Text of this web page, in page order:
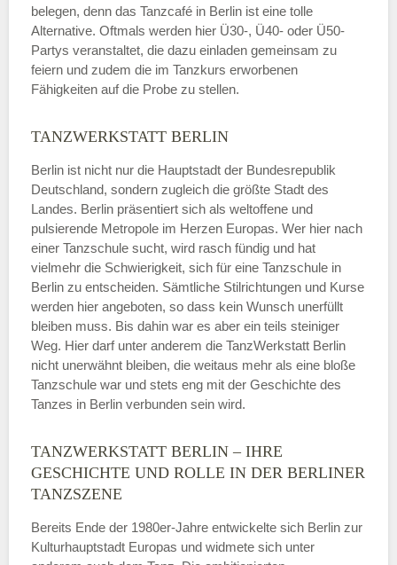
belegen, denn das Tanzcafé in Berlin ist eine tolle
Alternative. Oftmals werden hier Ü30-, Ü40- oder Ü50-
Partys veranstaltet, die dazu einladen gemeinsam zu
feiern und zudem die im Tanzkurs erworbenen
Fähigkeiten auf die Probe zu stellen.
TANZWERKSTATT BERLIN
Berlin ist nicht nur die Hauptstadt der Bundesrepublik
Deutschland, sondern zugleich die größte Stadt des
Landes. Berlin präsentiert sich als weltoffene und
pulsierende Metropole im Herzen Europas. Wer hier nach
einer Tanzschule sucht, wird rasch fündig und hat
vielmehr die Schwierigkeit, sich für eine Tanzschule in
Berlin zu entscheiden. Sämtliche Stilrichtungen und Kurse
werden hier angeboten, so dass kein Wunsch unerfüllt
bleiben muss. Bis dahin war es aber ein teils steiniger
Weg. Hier darf unter anderem die TanzWerkstatt Berlin
nicht unerwähnt bleiben, die weitaus mehr als eine bloße
Tanzschule war und stets eng mit der Geschichte des
Tanzes in Berlin verbunden sein wird.
TANZWERKSTATT BERLIN – IHRE
GESCHICHTE UND ROLLE IN DER BERLINER
TANZSZENE
Bereits Ende der 1980er-Jahre entwickelte sich Berlin zur
Kulturhauptstadt Europas und widmete sich unter